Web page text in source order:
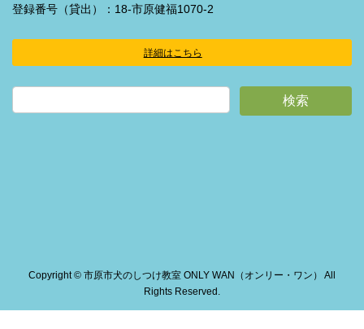
登録番号（貸出）：18-市原健福1070-2
詳細はこちら
Copyright © 市原市犬のしつけ教室 ONLY WAN（オンリー・ワン） All
Rights Reserved.